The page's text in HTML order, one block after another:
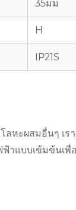
35มม
H
IP21S
หะผสมอื่นๆ เร
าแบบเข้มข้นเพื่